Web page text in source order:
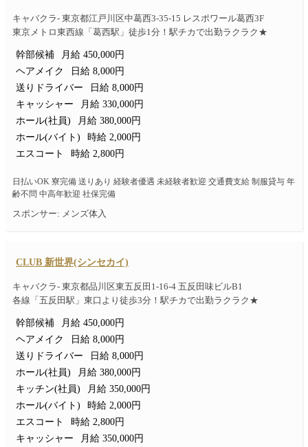
キャバクラ- 東京都江戸川区中葛西3-35-15 レスポワール葛西3F
東京メトロ東西線「葛西駅」徒歩1分！駅チカで出勤ラクラク★
幹部候補
月給 450,000円
ヘアメイク
日給 8,000円
送りドライバー
日給 8,000円
キャッシャー
月給 330,000円
ホール(社員)
月給 380,000円
ホール(バイト)
時給 2,000円
エスコート
時給 2,800円
日払いOK 寮完備 送りあり 経験者優遇 未経験者歓迎 交通費支給 制服貸与 年
齢不問 中高年歓迎 社保完備
スポンサー: メンズ体入
CLUB 新世界(シンセカイ)
キャバクラ- 東京都品川区東五反田1-16-4 五反田味ビルB1
各線「五反田駅」東口より徒歩3分！駅チカで出勤ラクラク★
幹部候補
月給 450,000円
ヘアメイク
日給 8,000円
送りドライバー
日給 8,000円
ホール(社員)
月給 380,000円
キッチン(社員)
月給 350,000円
ホール(バイト)
時給 2,000円
エスコート
時給 2,800円
キャッシャー
月給 350,000円